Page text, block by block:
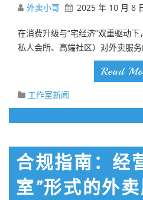
外卖小哥 2025 年 10 月 8
在消费升级与“宅经济”双重驱动下
私人会所、高端社区）对外卖服
Read
工作室新闻
合规指南：经
室”形式的外